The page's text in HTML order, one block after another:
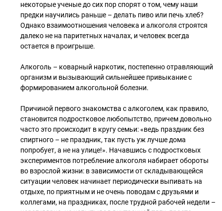
некоторые ученые до сих пор спорят о том, чему наши
предки научились раньше – делать пиво или печь хлеб?
Однако взаимоотношения человека и алкоголя строятся
далеко не на паритетных началах, и человек всегда
остается в проигрыше.
Алкоголь – коварный наркотик, постепенно отравляющий
организм и вызывающий сильнейшее привыкание с
формированием алкогольной болезни.
Причиной первого знакомства с алкоголем, как правило,
становится подростковое любопытство, причем довольно
часто это происходит в кругу семьи: «ведь праздник без
спиртного – не праздник, так пусть уж лучше дома
попробует, а не на улице!». Начавшись с подростковых
экспериментов потребление алкоголя набирает обороты
во взрослой жизни: в зависимости от складывающейся
ситуации человек начинает периодически выпивать на
отдыхе, по приятным и не очень поводам с друзьями и
коллегами, на праздниках, после трудной рабочей недели –